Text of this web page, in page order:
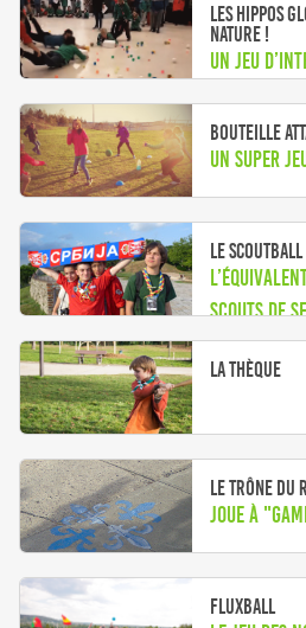
Les hippos
nature !
Un jeu
Bouteille
Un super
Le ScoutBall
Scouts de
La thèque
Le trône du
Joue à
Fluxball